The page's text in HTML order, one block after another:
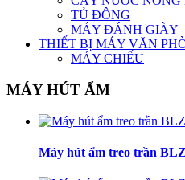
TỦ ĐÔNG
MÁY ĐÁNH GIÀY
THIẾT BỊ MÁY VĂN
MÁY CHIẾU
MÁY HÚT ẨM
Máy hút ẩm treo trần